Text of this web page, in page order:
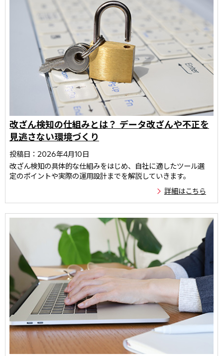
改ざん検知の仕組みとは？ データ改ざんや不正を
見逃さない環境づくり
投稿日：2026年4月10日
改ざん検知の具体的な仕組みをはじめ、自社に適したツール選
定のポイントや実際の運用設計までを解説していきます。
詳細はこちら